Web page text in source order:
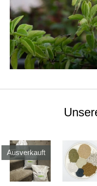
Ausverkauft